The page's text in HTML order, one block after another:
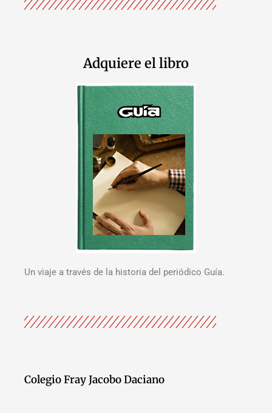
Adquiere el libro
Un viaje a través de la historia del periódico Guía.
Colegio Fray Jacobo Daciano